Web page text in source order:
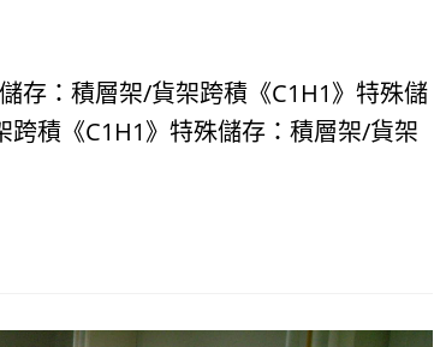
存：積層架/貨架跨積《C1H1》特殊儲
積《C1H1》特殊儲存：積層架/貨架